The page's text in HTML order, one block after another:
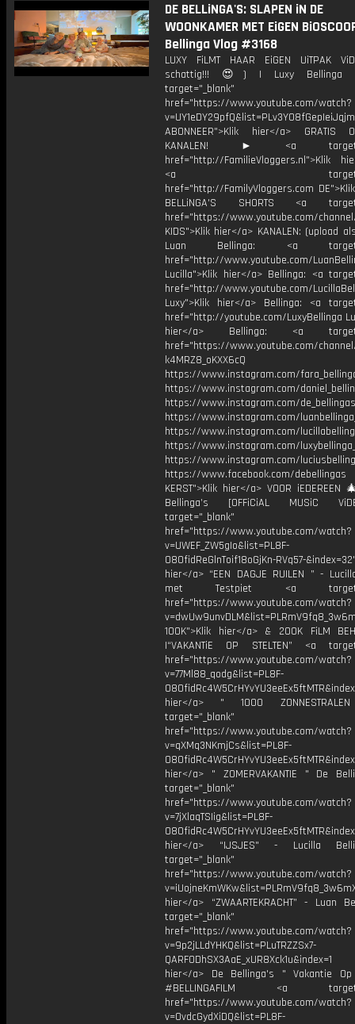
DE BELLiNGA'S: SLAPEN iN DE
WOONKAMER MET EiGEN
Bellinga Vlog #3168
LUXY FiLMT HAAR EiGEN UiTPAK
schattig!!! 😍) | Luxy Bellinga
target="_blank"
href="https://www.youtube.com/watch?
ABONNEER">Klik hier</a> GRATIS
KANALEN! ► <a
href="http://FamilieVloggers.nl">Klik
<a
href="http://FamilyVloggers.com
BELLiNGA'S SHORTS <a
href="https://www.youtube.com/channel/
KIDS">Klik hier</a> KANALEN: (upload
Luan Bellinga: <a
href="http://www.youtube.com/
Lucilla">Klik hier</a> Bellinga: <a
href="http://www.youtube.com/
Luxy">Klik hier</a> Bellinga: <a
href="http://youtube.com/LuxyBellinga
hier</a> Bellinga: <a
href="https://www.youtube.com/
k4MRZ8_oKXX6cQ
https://www.instagram.com/
https://www.instagram.com/
https://www.instagram.com/
https://www.instagram.com/
https://www.instagram.com/
https://www.instagram.com/
https://www.instagram.com/
https://www.facebook.com/debellingas
KERST">Klik hier</a> VOOR
Bellinga’s [OFFiCiAL MUSiC
target="_blank"
href="https://www.youtube.com/watch?
v=UWEF_ZW5gIo&list=PL8F-
O8OfidReGlnToif18oGjKn-RVq57-
hier</a> “EEN DAGJE RUILEN ” -
met Testpiet <a
href="https://www.youtube.com/watch?
100K">Klik hier</a> & 200K FiLM
|“VAKANTiE OP STELTEN” <a
href="https://www.youtube.com/watch?
v=77Ml88_qodg&list=PL8F-
hier</a> " 1000
target="_blank"
href="https://www.youtube.com/watch?
v=qXMq3NKmjCs&list=PL8F-
hier</a> " ZOMERVAKANTIE " De
target="_blank"
href="https://www.youtube.com/watch?
v=7jXlaqTSIig&list=PL8F-
hier</a> “IJSJES" - Lucilla
target="_blank"
href="https://www.youtube.com/watch?
hier</a> “ZWAARTEKRACHT” - Luan
target="_blank"
href="https://www.youtube.com/watch?
v=9p2jLLdYHKQ&list=PLuTRZZSx7-
hier</a> De Bellinga's " Vakantie
#BELLINGAFILM <a
href="https://www.youtube.com/watch?
v=OvdcGydXiDQ&list=PL8F-